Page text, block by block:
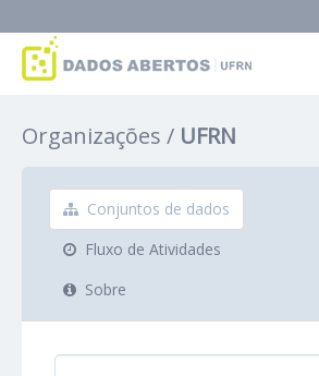
Grupos
Sobre
Organizações UFRN
Conjuntos de dados
Fluxo de Atividades
Sobre